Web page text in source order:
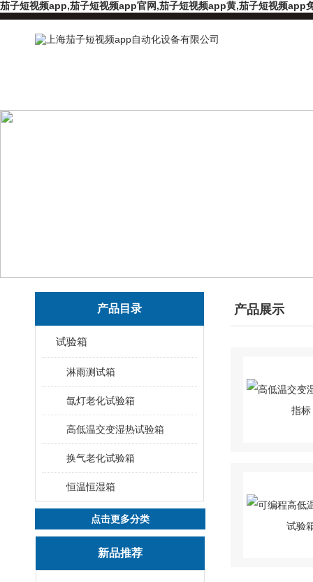
茄子短视频app,茄子短视频app官网,茄子短视频app黄,茄子短视频app
产品目录
试验箱
淋雨测试箱
氙灯老化试验箱
高低温交变湿热试验箱
换气老化试验箱
恒温恒湿箱
点击更多分类
新品推荐
产品展示